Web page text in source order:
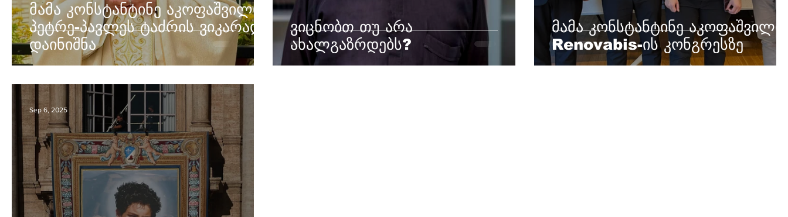
მამა კონსტანტინე აკოფაშვილი
პეტრე-პავლეს ტაძრის ვიკარად
დაინიშნა
ვიცნობთ თუ არა
ახალგაზრდებს?
მამა კონსტანტინე აკოფაშვილი
Renovabis-ის კონგრესზე
Sep 6, 2025